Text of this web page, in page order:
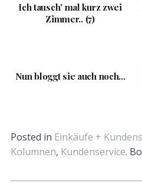
Ich tausch' mal kurz zwei
Zimmer.. (7)
Nun bloggt sie auch noch...
Posted in Einkäufe +
Kolumnen, Kundenservice.